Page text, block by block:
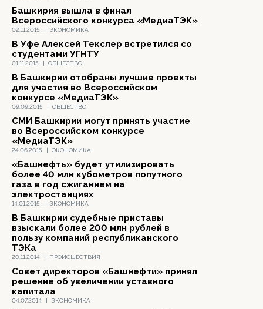
02.11.2015 | ЭКОНОМИКА
Башкирия вышла в финал
Всероссийского конкурса «МедиаТЭК»
01.11.2015 | ОБЩЕСТВО
В Уфе Алексей Текслер встретился со
студентами УГНТУ
09.09.2015 | ОБЩЕСТВО
В Башкирии отобраны лучшие проекты
для участия во Всероссийском
конкурсе «МедиаТЭК»
24.06.2015 | ЭКОНОМИКА
СМИ Башкирии могут принять участие
во Всероссийском конкурсе
«МедиаТЭК»
14.01.2015 | ЭКОНОМИКА
«Башнефть» будет утилизировать
более 40 млн кубометров попутного
газа в год сжиганием на
электростанциях
20.11.2014 | ПРОИСШЕСТВИЯ
В Башкирии судебные приставы
взыскали более 200 млн рублей в
пользу компаний республиканского
ТЭКа
04.07.2014 | ЭКОНОМИКА
Совет директоров «Башнефти» принял
решение об увеличении уставного
капитала